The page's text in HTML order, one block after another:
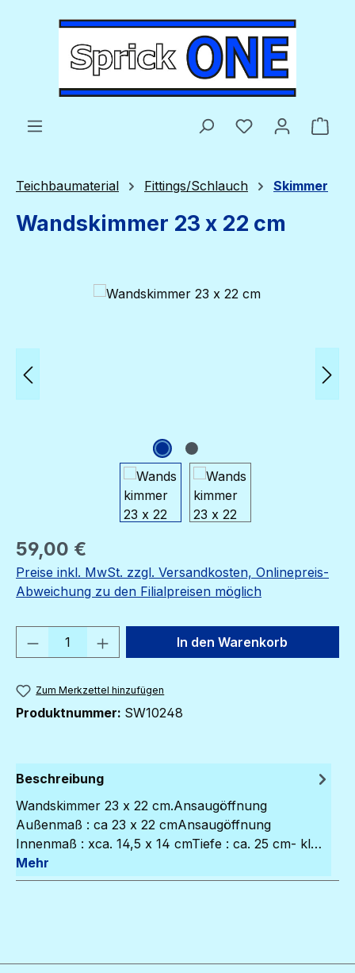
Zum Hauptinhalt springen
Du hast 0
Teichbaumaterial Fittings/Schlauch Skimmer
Wandskimmer 23 x 22 cm
Bildergalerie überspringen
Regulärer Preis:
59,00 €
Preise inkl. MwSt. zzgl. Versandkosten, Onlinepreis-
Abweichung zu den Filialpreisen möglich
Produkt Anzahl: Gib denIn den Warenkorb
Zum Merkzettel hinzufügen
Produktnummer: SW10248
Beschreibung
Wandskimmer 23 x 22 cm.Ansaugöffnung
Außenmaß : ca 23 x 22 cmAnsaugöffnung
Innenmaß : xca. 14,5 x 14 cmTiefe : ca. 25 cm- kl…
Mehr